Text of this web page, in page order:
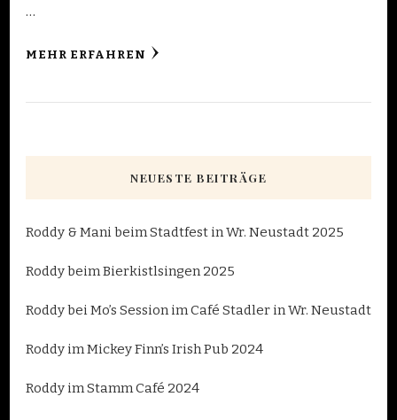
…
MEHR ERFAHREN
NEUESTE BEITRÄGE
Roddy & Mani beim Stadtfest in Wr. Neustadt 2025
Roddy beim Bierkistlsingen 2025
Roddy bei Mo’s Session im Café Stadler in Wr. Neustadt
Roddy im Mickey Finn’s Irish Pub 2024
Roddy im Stamm Café 2024